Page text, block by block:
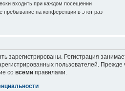
входить при каждом посещении
пребывание на конференции в этот раз
зарегистрированы. Регистрация
пользователей.
со всеми правилами.